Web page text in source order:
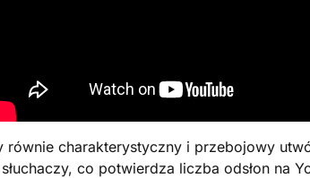
równie charakterystyczny i przebojowy
co potwierdza liczba odsłon na